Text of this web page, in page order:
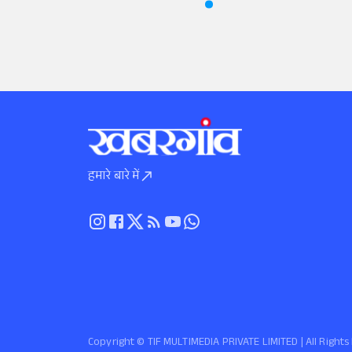
हमारे बारे में
Copyright ©️ TIF MULTIMEDIA PRIVATE LIMITED | All